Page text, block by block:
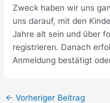
Zweck haben wir uns
uns darauf, mit den
Jahre alt sein und über
registrieren. Danach
Anmeldung bestätigt
← Vorheriger Beitrag